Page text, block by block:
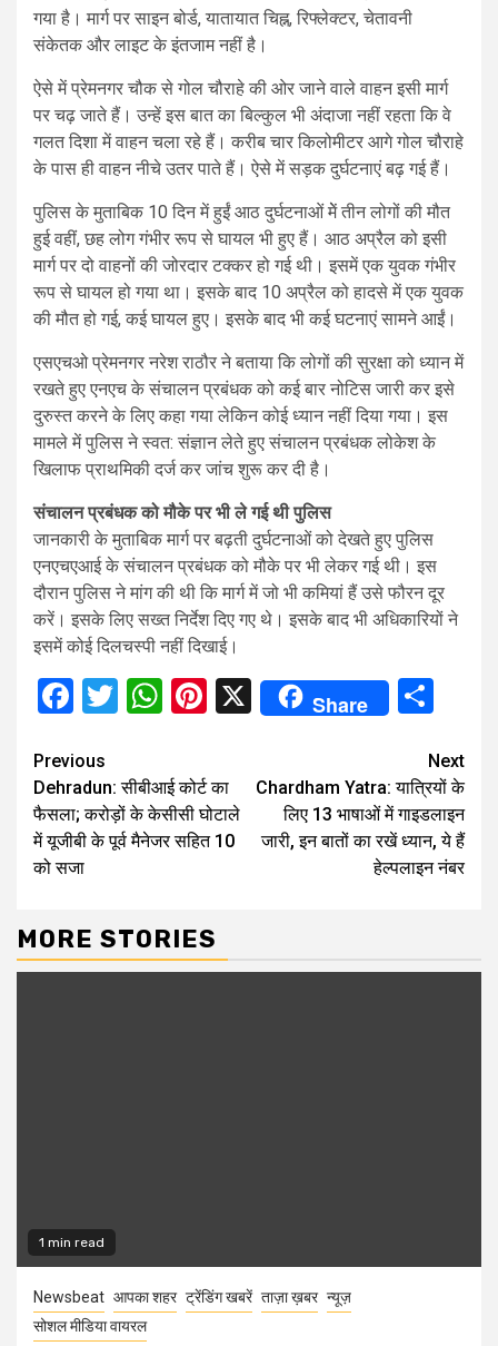
गया है। मार्ग पर साइन बोर्ड, यातायात चिह्न, रिफ्लेक्टर, चेतावनी
संकेतक और लाइट के इंतजाम नहीं है।
ऐसे में प्रेमनगर चौक से गोल चौराहे की ओर जाने वाले वाहन इसी मार्ग
पर चढ़ जाते हैं। उन्हें इस बात का बिल्कुल भी अंदाजा नहीं रहता कि वे
गलत दिशा में वाहन चला रहे हैं। करीब चार किलोमीटर आगे गोल चौराहे
के पास ही वाहन नीचे उतर पाते हैं। ऐसे में सड़क दुर्घटनाएं बढ़ गई हैं।
पुलिस के मुताबिक 10 दिन में हुईं आठ दुर्घटनाओं मेें तीन लोगों की मौत
हुई वहीं, छह लोग गंभीर रूप से घायल भी हुए हैं। आठ अप्रैल को इसी
मार्ग पर दो वाहनों की जोरदार टक्कर हो गई थी। इसमें एक युवक गंभीर
रूप से घायल हो गया था। इसके बाद 10 अप्रैल को हादसे में एक युवक
की मौत हो गई, कई घायल हुए। इसके बाद भी कई घटनाएं सामने आईं।
एसएचओ प्रेमनगर नरेश राठौर ने बताया कि लोगों की सुरक्षा को ध्यान में
रखते हुए एनएच के संचालन प्रबंधक को कई बार नोटिस जारी कर इसे
दुरुस्त करने के लिए कहा गया लेकिन कोई ध्यान नहीं दिया गया। इस
मामले में पुलिस ने स्वत: संज्ञान लेते हुए संचालन प्रबंधक लोकेश के
खिलाफ प्राथमिकी दर्ज कर जांच शुरू कर दी है।
संचालन प्रबंधक को मौके पर भी ले गई थी पुलिस
जानकारी के मुताबिक मार्ग पर बढ़ती दुर्घटनाओं को देखते हुए पुलिस
एनएचएआई के संचालन प्रबंधक को मौके पर भी लेकर गई थी। इस
दौरान पुलिस ने मांग की थी कि मार्ग में जो भी कमियां हैं उसे फौरन दूर
करें। इसके लिए सख्त निर्देश दिए गए थे। इसके बाद भी अधिकारियों ने
इसमें कोई दिलचस्पी नहीं दिखाई।
Facebook
Twitter
WhatsApp
Pinterest
X Share
Continue
Reading
Previous
Dehradun: सीबीआई कोर्ट का
फैसला; करोड़ों के केसीसी घोटाले
में यूजीबी के पूर्व मैनेजर सहित 10
को सजा
Next
Chardham Yatra: यात्रियों के
लिए 13 भाषाओं में गाइडलाइन
जारी, इन बातों का रखें ध्यान, ये हैं
हेल्पलाइन नंबर
MORE STORIES
1 min read
Newsbeat आपका शहर ट्रेंडिंग खबरें ताज़ा ख़बर न्यूज़
सोशल मीडिया वायरल